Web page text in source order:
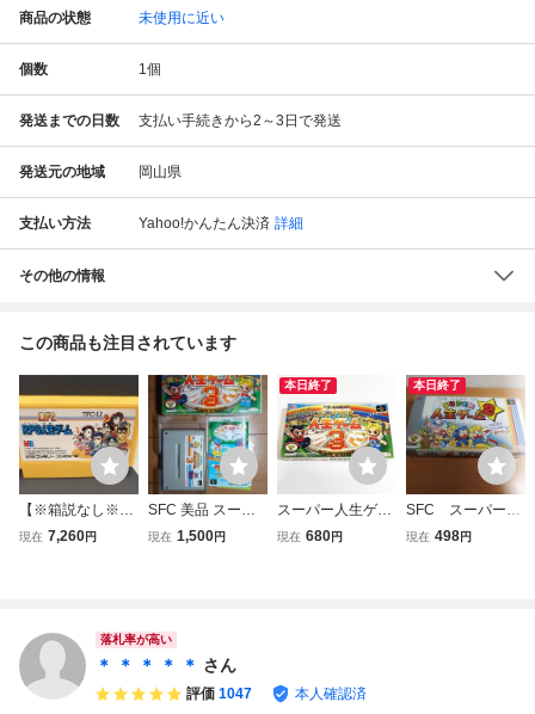
商品の状態 未使用に近い
個数 1個
発送までの日数 支払い手続きから2～3日で発送
発送元の地域 岡山県
支払い方法 Yahoo!かんたん決済 詳細
その他の情報
この商品も注目されています
【※箱説なし※】
RPG人生ゲーム
現在 7,260円
SFC 美品 スーパ
ー人生ゲーム3 SU
現在 1,500円
本日終了
スーパー人生ゲー
ム３【箱・説明書
現在 680円
本日終了
SFC スーパーフ
ァミコン SUPE
現在 498円
落札率が高い
＊ ＊ ＊ ＊ ＊ さん
評価 1047 本人確認済